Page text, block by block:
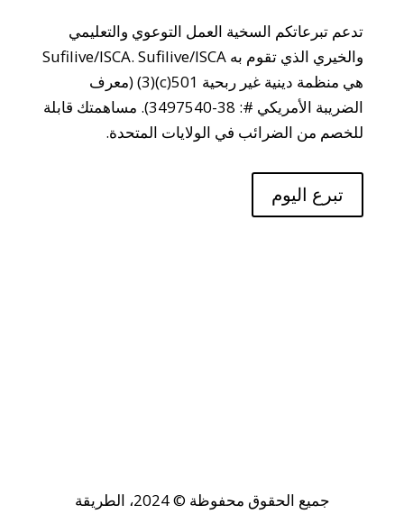
تدعم تبرعاتكم السخية العمل التوعوي والتعليمي
والخيري الذي تقوم به Sufilive/ISCA. Sufilive/ISCA
هي منظمة دينية غير ربحية 501(c)(3) (معرف
الضريبة الأمريكي #: 38-3497540). مساهمتك قابلة
للخصم من الضرائب في الولايات المتحدة.
تبرع اليوم
جميع الحقوق محفوظة © 2024، الطريقة